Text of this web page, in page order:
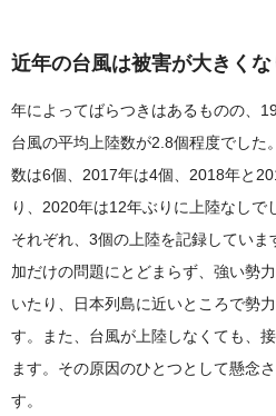
近年の台風は被害が大きくな
年によってばらつきはあるものの、
台風の平均上陸数が2.8個程度でした
数は6個、2017年は4個、2018年と
り、2020年は12年ぶりに上陸なし
それぞれ、3個の上陸を記録してい
加だけの問題にとどまらず、強い勢
いたり、日本列島に近いところで勢
す。また、台風が上陸しなくても、
ます。その原因のひとつとして懸念
す。